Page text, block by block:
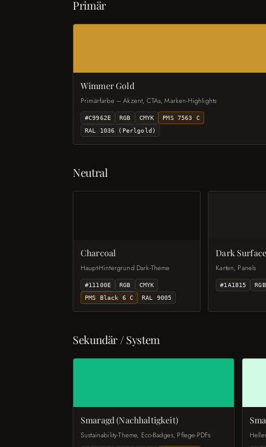
Primär
Wimmer Gold
Primärfarbe – Akzent, CTAs, Marken-Highlights
#C9962E RGB CMYK
PMS 7563 C
RAL 1036 (Perlgold)
Neutral
Charcoal
Haupt-Hintergrund Dark-Theme
#11100E RGB
CMYK
PMS Black 6 C
RAL 9005
Dark Surface
Karten, Panels
#1A1815 RGB
Sekundär / System
Smaragd (Nachhaltigkeit)
Sustainability-Theme, Eco-Badges, Pflege-PDFs